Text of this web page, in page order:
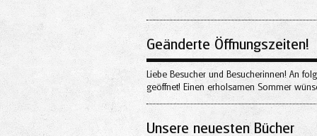
Geänderte Öffnungszeiten!
Liebe Besucher und Besucherinnen! An
geöffnet! Einen erholsamen Sommer
Unsere neuesten Bücher